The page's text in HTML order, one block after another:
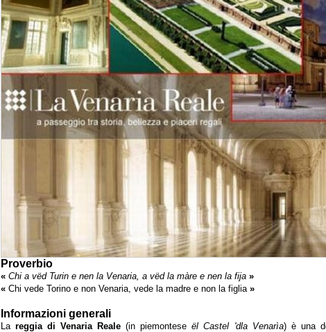
Proverbio
« Chi a vëd Turin e nen la Venaria, a vëd la màre e nen la fija »
« Chi vede Torino e non Venaria, vede la madre e non la figlia »
Informazioni generali
Lareggia di Venaria Reale (in piemonteseël Castel 'dla Venarìa) è una